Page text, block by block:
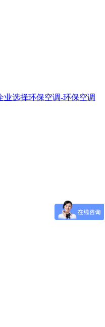
业选择环保空调-环保空调